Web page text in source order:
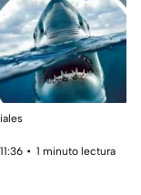
1 minuto lectura